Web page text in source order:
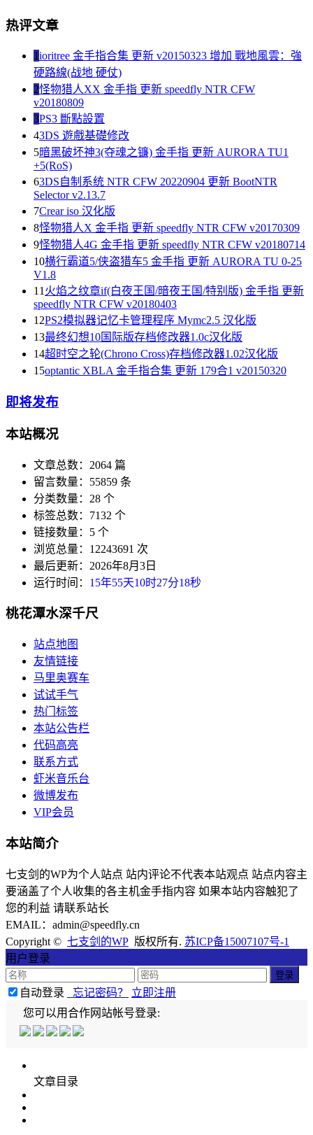
热评文章
1ioritree 金手指合集 更新 v20150323 增加 戰地風雲：強
硬路線(战地 硬仗)
2怪物猎人XX 金手指 更新 speedfly NTR CFW
v20180809
3PS3 斷點設置
43DS 遊戲基礎修改
5暗黑破坏神3(夺魂之镰) 金手指 更新 AURORA TU1
+5(RoS)
63DS自制系统 NTR CFW 20220904 更新 BootNTR
Selector v2.13.7
7Crear iso 汉化版
8怪物猎人X 金手指 更新 speedfly NTR CFW v20170309
9怪物猎人4G 金手指 更新 speedfly NTR CFW v20180714
10横行霸道5/侠盗猎车5 金手指 更新 AURORA TU 0-25
V1.8
11火焰之纹章if(白夜王国/暗夜王国/特别版) 金手指 更新
speedfly NTR CFW v20180403
12PS2模拟器记忆卡管理程序 Mymc2.5 汉化版
13最终幻想10国际版存档修改器1.0c汉化版
14超时空之轮(Chrono Cross)存档修改器1.02汉化版
15optantic XBLA 金手指合集 更新 179合1 v20150320
即将发布
本站概况
文章总数：2064 篇
留言数量：55859 条
分类数量：28 个
标签总数：7132 个
链接数量：5 个
浏览总量：12243691 次
最后更新：2026年8月3日
运行时间： 15年55天10时27分18秒
桃花潭水深千尺
站点地图
友情链接
马里奥赛车
试试手气
热门标签
本站公告栏
代码高亮
联系方式
虾米音乐台
微博发布
VIP会员
本站简介
七支剑的WP为个人站点 站内评论不代表本站观点 站点内容主
要涵盖了个人收集的各主机金手指内容 如果本站内容触犯了
您的利益 请联系站长
EMAIL：admin@speedfly.cn
Copyright © 七支剑的WP 版权所有. 苏ICP备15007107号-1
用户登录
自动登录 忘记密码？
立即注册
您可以用合作网站帐号登录:
文章目录